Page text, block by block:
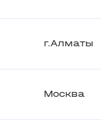
г.Алматы
Москва